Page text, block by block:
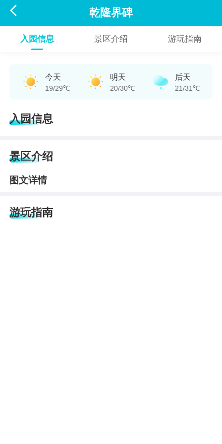
 乾隆界碑
入园信息 景区介绍 游玩指南
今天
19/29℃
明天
20/30℃
后天
21/31℃
入园信息
景区介绍
图文详情
游玩指南